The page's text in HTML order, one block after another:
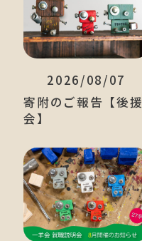
2026/08/07
寄附のご報告【後援
会】